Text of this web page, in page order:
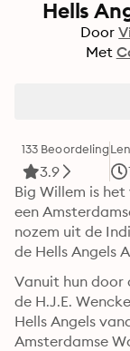
Hells
Door
Met
133 Beoordeling
3.9
Big Willem is het
een
nozem uit de
de Hells Angels
Vanuit hun door
de H.J.E.
Hells Angels
Amsterdamse